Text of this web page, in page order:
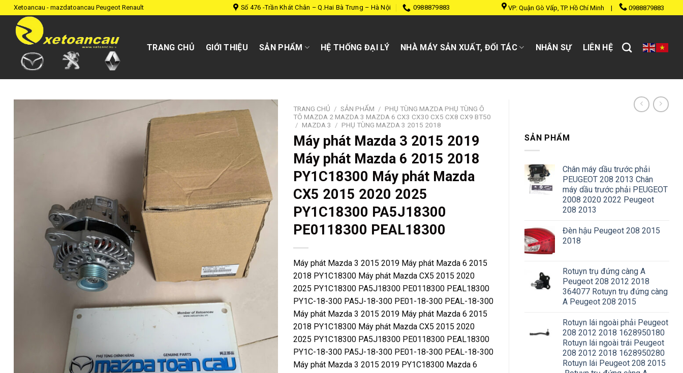
Skip
to
content
Xetoancau - mazdatoancau Peugeot Renault Số 476 -Trần Khát Chân – Q.Hai Bà Trưng – Hà Nội 0988879883 VP: Quận Gò Vấp, TP. Hồ Chí Minh | 0988879883
TRANG CHỦ GIỚI THIỆU SẢN PHẨM HỆ THỐNG ĐẠI LÝ NHÀ MÁY SẢN XUẤT, ĐỐI TÁC NHÂN SỰ LIÊN HỆ
TRANG CHỦ / SẢN PHẨM / PHỤ TÙNG MAZDA PHỤ TÙNG Ô
TÔ MAZDA 2 MAZDA 3 MAZDA 6 CX3 CX30 CX5 CX8 CX9 BT50
/ MAZDA 3 / PHỤ TÙNG MAZDA 3 2015 2018
Máy phát Mazda 3 2015 2019
Máy phát Mazda 6 2015 2018
PY1C18300 Máy phát Mazda
CX5 2015 2020 2025
PY1C18300 PA5J18300
PE0118300 PEAL18300
Máy phát Mazda 3 2015 2019 Máy phát Mazda 6 2015
2018 PY1C18300 Máy phát Mazda CX5 2015 2020
2025 PY1C18300 PA5J18300 PE0118300 PEAL18300
PY1C-18-300 PA5J-18-300 PE01-18-300 PEAL-18-300
Máy phát Mazda 3 2015 2019 Máy phát Mazda 6 2015
2018 PY1C18300 Máy phát Mazda CX5 2015 2020
2025 PY1C18300 PA5J18300 PE0118300 PEAL18300
PY1C-18-300 PA5J-18-300 PE01-18-300 PEAL-18-300
Máy phát Mazda 3 2015 2019 PY1C18300 Mazda 6
SẢN PHẨM
Chân máy dầu trước phải
PEUGEOT 208 2013 Chân
máy dầu trước phải PEUGEOT
2008 2020 2022 Peugeot
208 2013
Đèn hậu Peugeot 208 2015
2018
Rotuyn trụ đứng càng A
Peugeot 208 2012 2018
364077 Rotuyn trụ đứng càng
A Peugeot 208 2015
Rotuyn lái ngoài phải Peugeot
208 2012 2018 1628950180
Rotuyn lái ngoài trái Peugeot
208 2012 2018 1628950280
Rotuyn lái Peugeot 208 2015